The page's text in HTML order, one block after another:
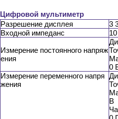
Цифровой мультиметр
Разрешение дисплея
3
Входной импеданс
Измерение постоянного напряж
ения
0
Измерение переменного напря
жения
В